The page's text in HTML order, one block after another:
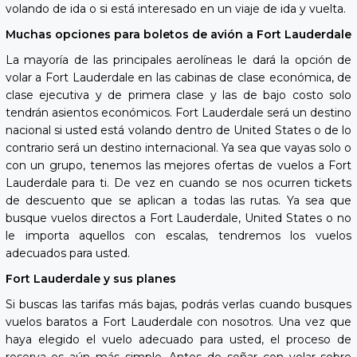
volando de ida o si está interesado en un viaje de ida y vuelta.
Muchas opciones para boletos de avión a Fort Lauderdale
La mayoría de las principales aerolíneas le dará la opción de
volar a Fort Lauderdale en las cabinas de clase económica, de
clase ejecutiva y de primera clase y las de bajo costo solo
tendrán asientos económicos. Fort Lauderdale será un destino
nacional si usted está volando dentro de United States o de lo
contrario será un destino internacional. Ya sea que vayas solo o
con un grupo, tenemos las mejores ofertas de vuelos a Fort
Lauderdale para ti. De vez en cuando se nos ocurren tickets
de descuento que se aplican a todas las rutas. Ya sea que
busque vuelos directos a Fort Lauderdale, United States o no
le importa aquellos con escalas, tendremos los vuelos
adecuados para usted.
Fort Lauderdale y sus planes
Si buscas las tarifas más bajas, podrás verlas cuando busques
vuelos baratos a Fort Lauderdale con nosotros. Una vez que
haya elegido el vuelo adecuado para usted, el proceso de